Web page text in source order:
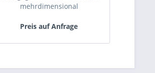
mehrdimensional
Preis auf Anfrage